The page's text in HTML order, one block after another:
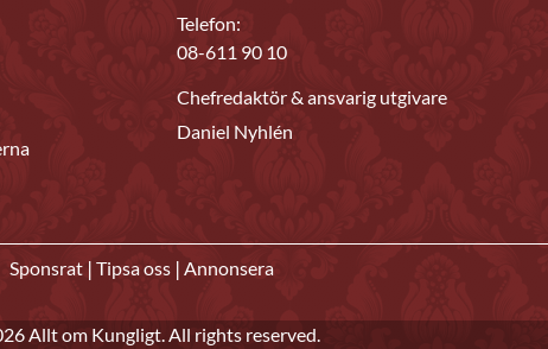
Telefon:
08-611 90 10
Chefredaktör & ansvarig utgivare
Daniel Nyhlén
Sponsrat | Tipsa oss | Annonsera
Allt om Kungligt. All rights reserved.